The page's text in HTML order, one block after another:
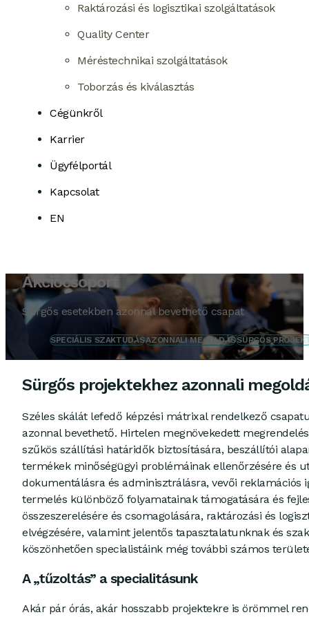
Raktározási és logisztikai szolgáltatások
Quality Center
Méréstechnikai szolgáltatások
Toborzás és kiválasztás
Cégünkről
Karrier
Ügyfélportál
Kapcsolat
EN
Akciócsoport
Sürgős esetekben azonnal bevethető csapat
SPECIÁLIS SZAKTUDÁSAZONNALI MEGOLDÁSSÜRGŐS
Sürgős projektekhez azonnali
Széles skálát lefedő képzési mátrixal rendelkező
azonnal bevethető. Hirtelen megnövekedett
szűkös szállítási határidők biztosítására, beszállítói
termékek minőségügyi problémáinak ellenőrzésére és
dokumentálásra és adminisztrálásra, vevői reklamációs
termelés különböző folyamatainak támogatására és
összeszerelésére és csomagolására, raktározási és
elvégzésére, valamint jelentős tapasztalatunknak és
köszönhetően specialistáink még további számos
A „tűzoltás” a specialitásunk
Akár pár órás, akár hosszabb projektekre is örömmel